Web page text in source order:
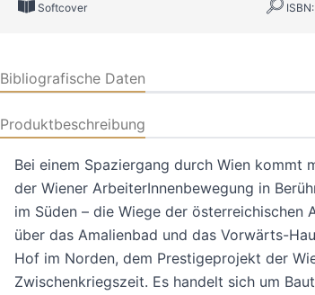
Softcover
Bibliografische Daten
Produktbeschreibung
Bei einem Spaziergang durch Wien kommt
der Wiener ArbeiterInnenbewegung in
im Süden – die Wiege der österreichischen
über das Amalienbad und das Vorwärts-
Hof im Norden, dem Prestigeprojekt der
Zwischenkriegszeit. Es handelt sich um